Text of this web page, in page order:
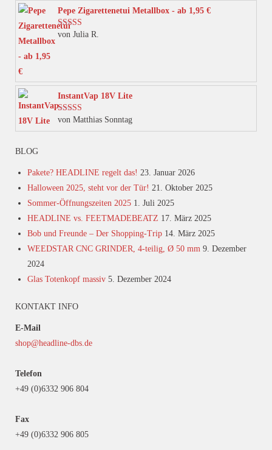
können
werden
Pepe Zigarettenetui Metallbox - ab 1,95 €
Bewertet mit
von Julia R.
InstantVap 18V Lite
Bewertet mit
von Matthias Sonntag
BLOG
Pakete? HEADLINE regelt das! 23. Januar 2026
Halloween 2025, steht vor der Tür! 21. Oktober 2025
Sommer-Öffnungszeiten 2025 1. Juli 2025
HEADLINE vs. FEETMADEBEATZ 17. März 2025
Bob und Freunde – Der Shopping-Trip 14. März 2025
WEEDSTAR CNC GRINDER, 4-teilig, Ø 50 mm 9. Dezember
2024
Glas Totenkopf massiv 5. Dezember 2024
KONTAKT INFO
E-Mail
shop@headline-dbs.de
Telefon
+49 (0)6332 906 804
Fax
+49 (0)6332 906 805